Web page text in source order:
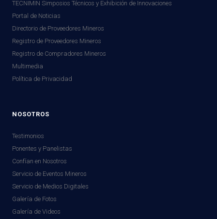
TECNIMIN Simposios Técnicos y Exhibición de Innovaciones
Portal de Noticias
Directorio de Proveedores Mineros
Registro de Proveedores Mineros
Registro de Compradores Mineros
Multimedia
Política de Privacidad
NOSOTROS
Testimonios
Ponentes y Panelistas
Confían en Nosotros
Servicio de Eventos Mineros
Servicio de Medios Digitales
Galería de Fotos
Galería de Videos